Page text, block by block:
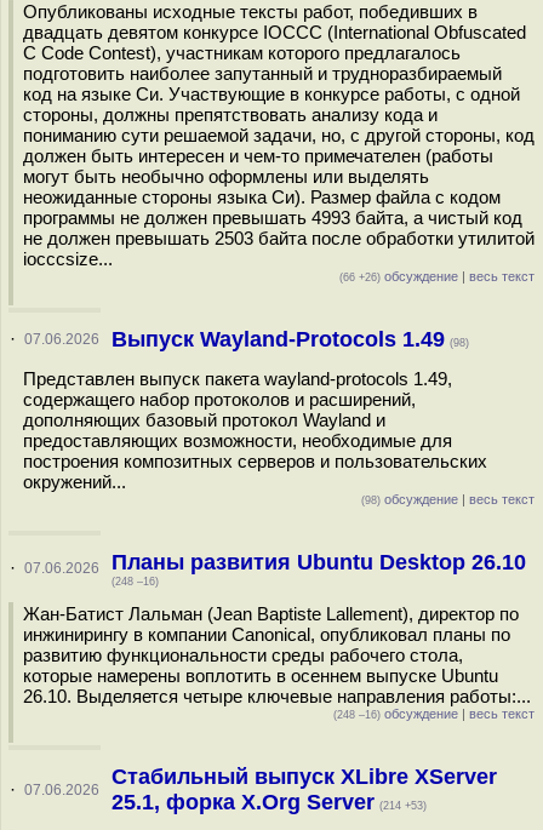
Опубликованы исходные тексты работ, победивших в
двадцать девятом конкурсе IOCCC (International Obfuscated
C Code Contest), участникам которого предлагалось
подготовить наиболее запутанный и трудноразбираемый
код на языке Си. Участвующие в конкурсе работы, с одной
стороны, должны препятствовать анализу кода и
пониманию сути решаемой задачи, но, с другой стороны, код
должен быть интересен и чем-то примечателен (работы
могут быть необычно оформлены или выделять
неожиданные стороны языка Си). Размер файла с кодом
программы не должен превышать 4993 байтa, а чистый код
не должен превышать 2503 байта после обработки утилитой
iocccsize...
(66 +26) обсуждение | весь текст
· 07.06.2026 Выпуск Wayland-Protocols 1.49 (98)
Представлен выпуск пакета wayland-protocols 1.49,
содержащего набор протоколов и расширений,
дополняющих базовый протокол Wayland и
предоставляющих возможности, необходимые для
построения композитных серверов и пользовательских
окружений...
(98) обсуждение | весь текст
· 07.06.2026 Планы развития Ubuntu Desktop 26.10
(248 –16)
Жан-Батист Лальман (Jean Baptiste Lallement), директор по
инжинирингу в компании Canonical, опубликовал планы по
развитию функциональности среды рабочего стола,
которые намерены воплотить в осеннем выпуске Ubuntu
26.10. Выделяется четыре ключевые направления работы:...
(248 –16) обсуждение | весь текст
· 07.06.2026
Стабильный выпуск XLibre XServer
25.1, форка X.Org Server (214 +53)